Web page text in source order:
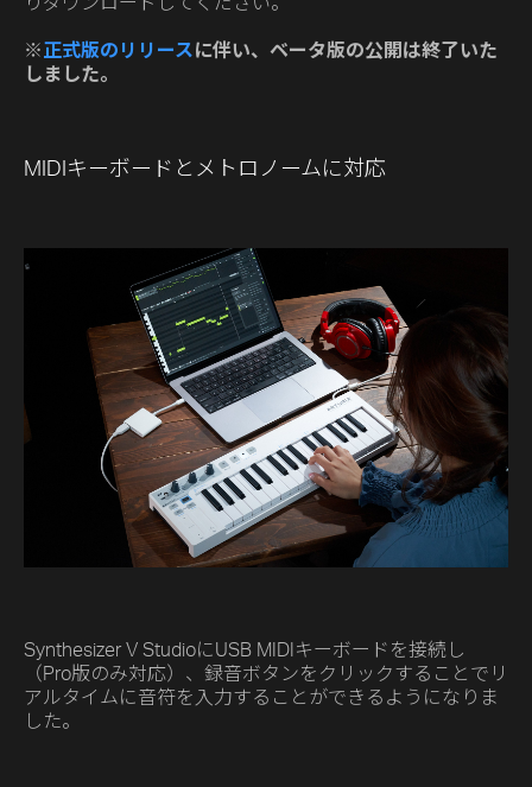
※ 正式版のリリースに伴い、ベータ版の公開は終了いた
しました。
MIDIキーボードとメトロノームに対応
Synthesizer V StudioにUSB MIDIキーボードを接続し
（Pro版のみ対応）、録音ボタンをクリックすることでリ
アルタイムに音符を入力することができるようになりま
した。